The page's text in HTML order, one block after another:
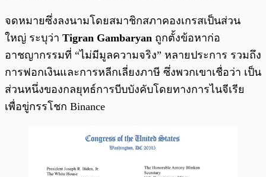
จดหมายซึ่งลงนามโดยสมาชิกสภาคองเกรสเป็นส่วน
ใหญ่ ระบุว่า Tigran Gambaryan ถูกตั้งข้อหาก่อ
อาชญากรรมที่ “ไม่มีมูลความจริง” หลายประการ รวมถึง
การฟอกเงินและการหลีกเลี่ยงภาษี ซึ่งพวกเขาเชื่อว่า เป็น
ส่วนหนึ่งของกลยุทธ์การบีบบังคับโดยทางการไนจีเรีย
เพื่อขู่กรรโชก Binance